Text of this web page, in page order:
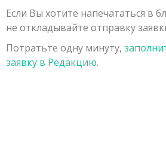
Политика журнала
Порядок рецензирования
редакцию
Наши авторы
Физико-математические науки
Химические науки
Заявка на публикацию
Контакты
Если Вы хотите напечататься в
не откладывайте отправку
Потратьте одну минуту,
заявку в Редакцию.